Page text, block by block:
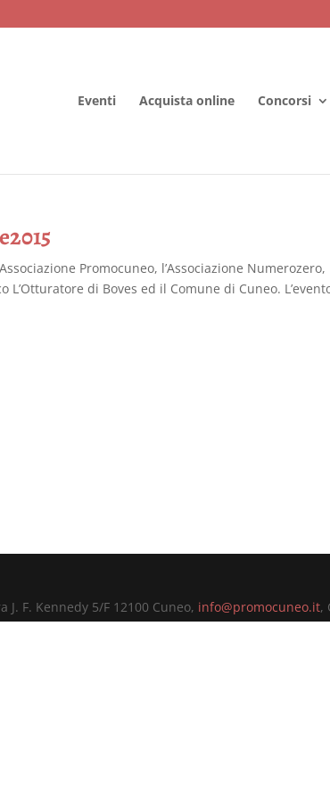
Eventi Acquista online Concorsi
Promocuneo, l’Associazione Numerozero,
di Boves ed il Comune di Cuneo.
J. F. Kennedy 5/F 12100 Cuneo, info@promocuneo.it,